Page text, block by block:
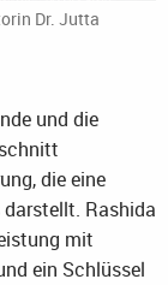
Dr. Jutta
und die
die eine
darstellt. Rashida
mit
ein Schlüssel